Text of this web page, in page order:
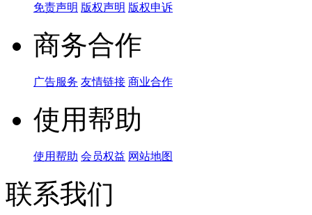
免责声明 版权声明 版权申诉
商务合作
广告服务 友情链接 商业合作
使用帮助
使用帮助 会员权益 网站地图
联系我们